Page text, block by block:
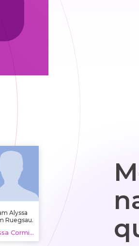
Alyssa
Ruegsau.
play the
Other
Alyssa Cormier, 20 years